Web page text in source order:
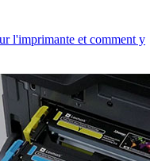
l'imprimante et comment y